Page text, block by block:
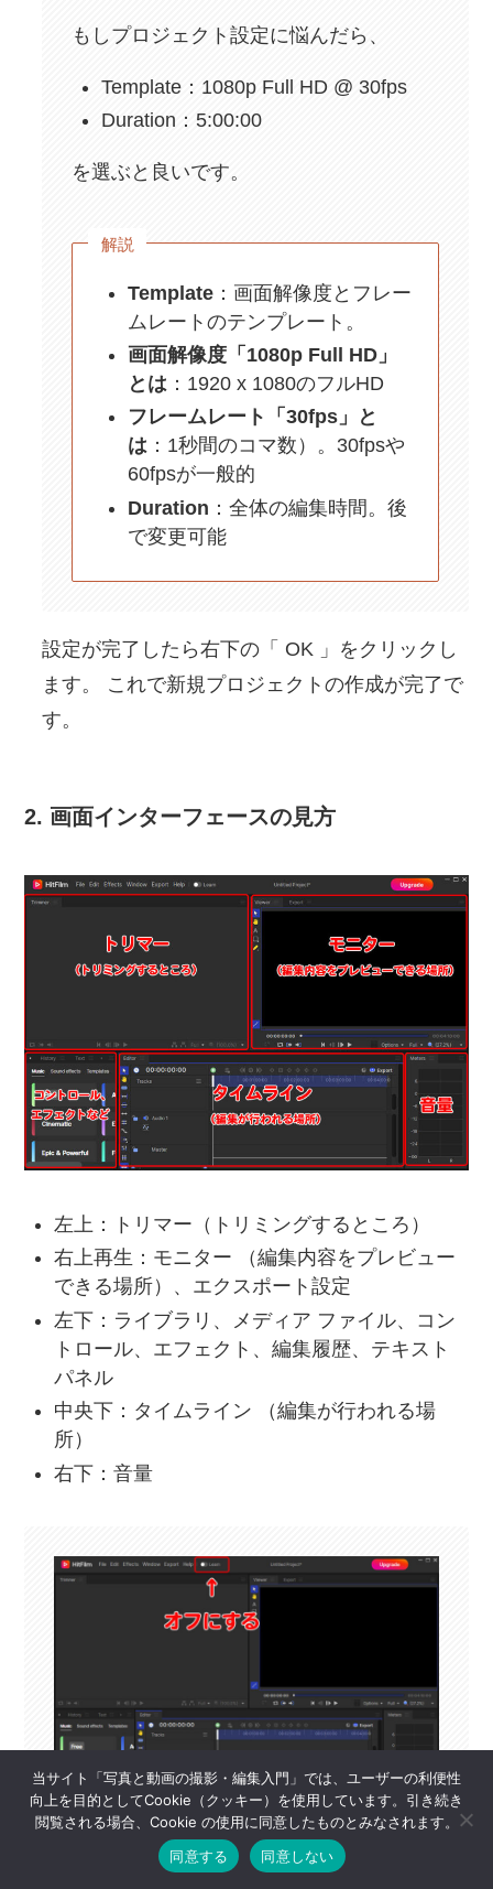
もしプロジェクト設定に悩んだら、
Template：1080p Full HD @ 30fps
Duration：5:00:00
を選ぶと良いです。
解説
Template：画面解像度とフレー
ムレートのテンプレート。
画面解像度「1080p Full HD」
とは：1920 x 1080のフルHD
フレームレート「30fps」と
は：1秒間のコマ数）。30fpsや
60fpsが一般的
Duration ：全体の編集時間。後
で変更可能
設定が完了したら右下の「 OK 」をクリックし
ます。 これで新規プロジェクトの作成が完了で
す。
2. 画面インターフェースの見方
左上：トリマー（トリミングするところ）
右上再生：モニター （編集内容をプレビュー
できる場所）、エクスポート設定
左下：ライブラリ、メディア ファイル、コン
トロール、エフェクト、編集履歴、テキスト
パネル
中央下：タイムライン （編集が行われる場
所）
右下：音量
画面上部の「Learn」をオフにした状態の
当サイト「写真と動画の撮影・編集入門」では、ユーザーの利便性
向上を目的としてCookie（クッキー）を使用しています。引き続き
閲覧される場合、Cookie の使用に同意したものとみなされます。
同意する
同意しない